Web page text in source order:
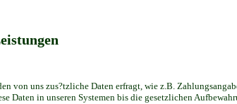
von uns zus?tzliche Daten erfragt, wie z.B.
Daten in unseren Systemen bis die gesetzlichen